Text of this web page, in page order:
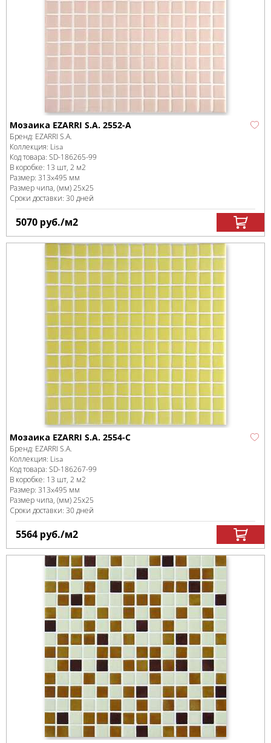
Мозаика EZARRI S.A. 2552-A
Бренд: EZARRI S.A.
Коллекция: Lisa
Код товара: SD-186265-99
В коробке: 13 шт, 2 м2
Размер: 313x495 мм
Размер чипа, (мм)25х25
Сроки доставки: 30 дней
5070 руб./м2
Мозаика EZARRI S.A. 2554-C
Бренд: EZARRI S.A.
Коллекция: Lisa
Код товара: SD-186267-99
В коробке: 13 шт, 2 м2
Размер: 313x495 мм
Размер чипа, (мм)25х25
Сроки доставки: 30 дней
5564 руб./м2